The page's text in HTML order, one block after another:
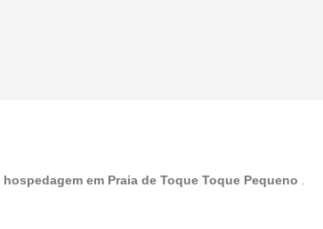
hospedagem em Praia de Toque Toque Pequeno